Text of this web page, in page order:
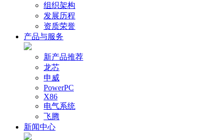
组织架构
发展历程
资质荣誉
产品与服务
新产品推荐
龙芯
申威
PowerPC
X86
电气系统
飞腾
新闻中心